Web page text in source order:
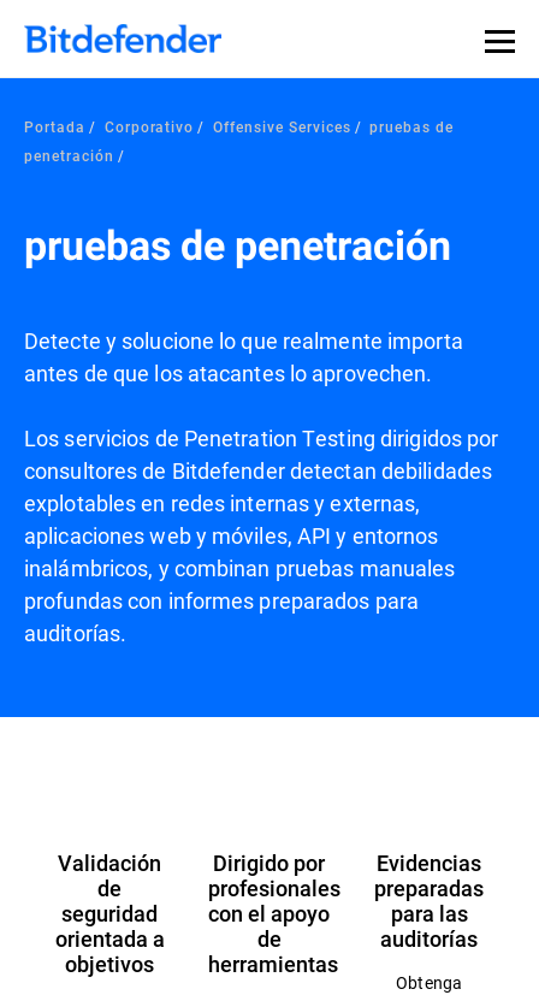
Portada Corporativo Offensive Services
pruebas de
penetración
pruebas de penetración
Detecte y solucione lo que realmente importa
antes de que los atacantes lo aprovechen.
Los servicios de Penetration Testing dirigidos por
consultores de Bitdefender detectan debilidades
explotables en redes internas y externas,
aplicaciones web y móviles, API y entornos
inalámbricos, y combinan pruebas manuales
profundas con informes preparados para
auditorías.
Validación
de
seguridad
orientada a
objetivos
Dirigido por
profesionales
con el apoyo
de
herramientas
Evidencias
preparadas
para las
auditorías
Obtenga